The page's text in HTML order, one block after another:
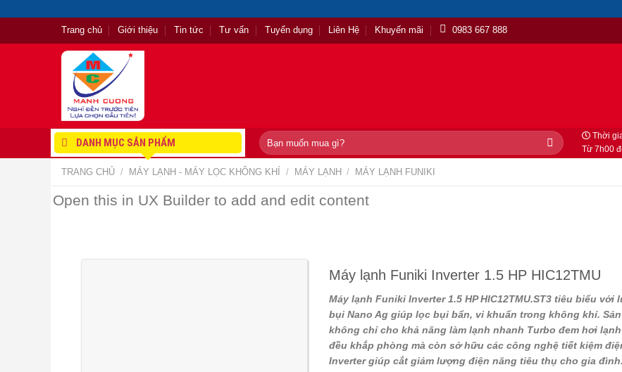
content
Trang chủ Giới thiệu Tin tức Tư vấn Tuyển dụng Liên Hệ Khuyến mãi 0983 667 888
DANH MỤC SẢN PHẨM
Tìm
kiếm:
Thời
Từ 7h00
TRANG CHỦ / MÁY LẠNH - MÁY LỌC KHÔNG KHÍ / MÁY LẠNH / MÁY LẠNH FUNIKI
Open this in UX Builder to add and edit content
Máy lạnh Funiki Inverter 1.5 HP HIC12TMU
Máy lạnh Funiki Inverter 1.5 HP HIC12TMU.ST3 tiêu biểu với
bụi Nano Ag giúp lọc bụi bẩn, vi khuẩn trong không khí.
không chỉ cho khả năng làm lạnh nhanh Turbo đem hơi
đều khắp phòng mà còn sở hữu các công nghệ tiết kiệm
Inverter giúp cắt giảm lượng điện năng tiêu thụ cho gia đình.